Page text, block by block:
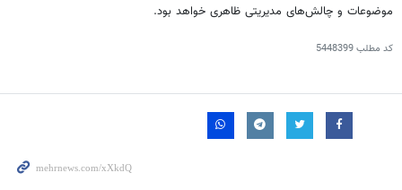
موضوعات و چالش‌های مدیریتی ظاهری خواهد بود.
کد مطلب5448399